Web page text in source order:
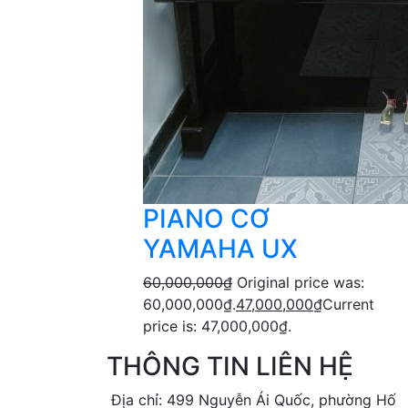
PIANO CƠ
YAMAHA UX
60,000,000₫ Original price was:
60,000,000₫.47,000,000₫Current
price is: 47,000,000₫.
THÔNG TIN LIÊN HỆ
Địa chỉ: 499 Nguyễn Ái Quốc, phường Hố